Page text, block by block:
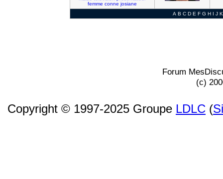
femme conne josiane
A B C D E F G H I J K
Forum
(c)
Copyright © 1997-2025 Groupe LDLC (